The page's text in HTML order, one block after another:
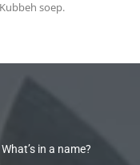
soep.
in a name?